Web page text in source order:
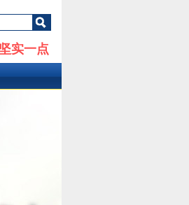
实一点